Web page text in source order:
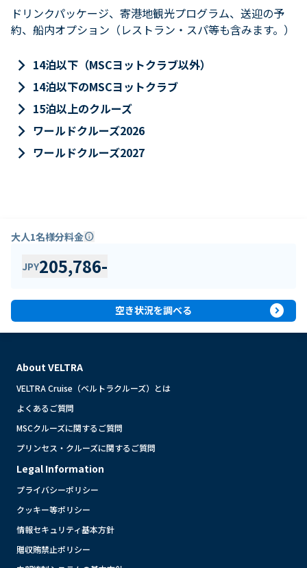
ドリンクパッケージ、寄港地観光プログラム、送迎の予
約、船内オプション（レストラン・スパ等も含みます。）
keyboard_arrow_right 14泊以下（MSCヨットクラブ以外）
keyboard_arrow_right 14泊以下のMSCヨットクラブ
keyboard_arrow_right 15泊以上のクルーズ
keyboard_arrow_right ワールドクルーズ2026
keyboard_arrow_right ワールドクルーズ2027
大人1名様分料金info
JPY205,786-
空き状況を調べる expand_circle_right
About VELTRA
VELTRA Cruise（ベルトラクルーズ）とは
よくあるご質問
MSCクルーズに関するご質問
プリンセス・クルーズに関するご質問
Legal Information
プライバシーポリシー
クッキー等ポリシー
情報セキュリティ基本方針
贈収賄禁止ポリシー